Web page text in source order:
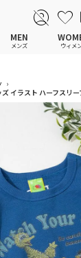
ポ
ス
ワ
セ
ソ
フ
MEN
メンズ
ポ
ス
セ
ル
帽子
ズ
レ
ウィメ
ポ
ス
ワ
セ
バ
ズ
レ
ポ
ス
ワ
セ
バ
ズ
レ
イラスト ハーフスリー